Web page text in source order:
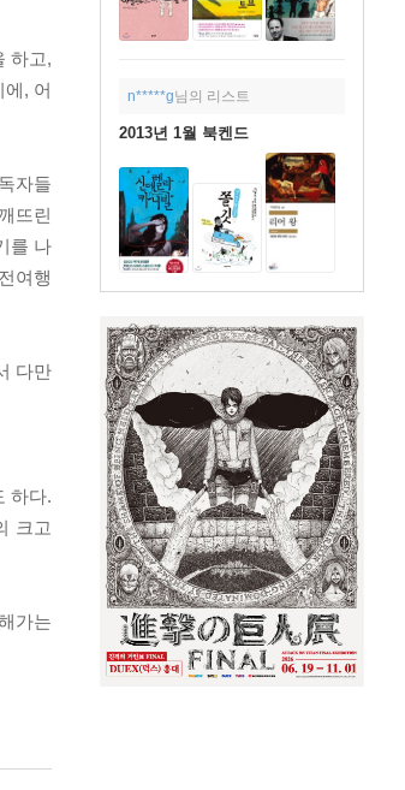
n*****g님의 리스트
2013년 1월 북켄드
하고,
, 어
자들
뜨린
를 나
여행
다만
하다.
크고
가는